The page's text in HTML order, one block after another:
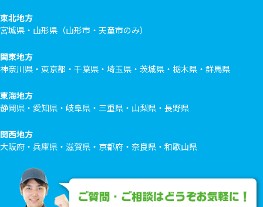
東北地方
宮城県・山形県（山形市・天童市のみ）
関東地方
神奈川県・東京都・千葉県・埼玉県・茨城県・栃木県・群馬県
東海地方
静岡県・愛知県・岐阜県・三重県・山梨県・長野県
関西地方
大阪府・兵庫県・滋賀県・京都府・奈良県・和歌山県